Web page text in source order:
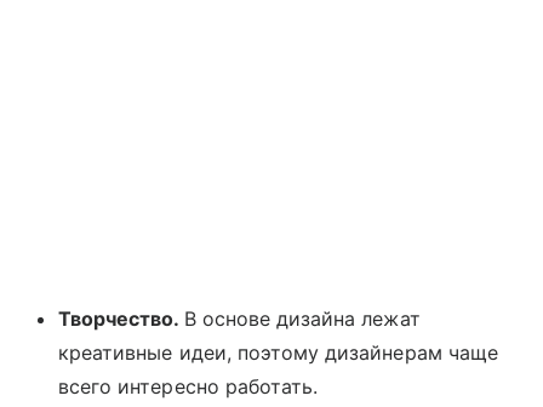
Творчество. В основе дизайна лежат
креативные идеи, поэтому дизайнерам чаще
всего интересно работать.